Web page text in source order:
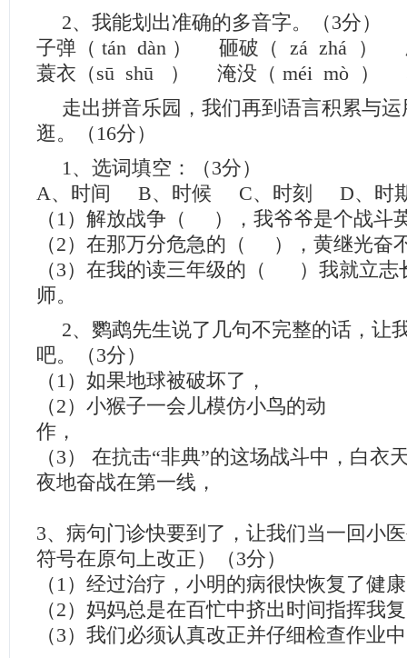
2、我能划出准确的多音字。（3分）
子弹（ tán dàn ） 砸破（ zá zhá ）
蓑衣（sū shū ） 淹没（ méi mò ）
走出拼音乐园，我们再到语言积累与
逛。（16分）
1、选词填空：（3分）
A、时间 B、时候 C、时刻 D、时
（1）解放战争（ ），我爷爷是个战斗
（2）在那万分危急的（ ），黄继光奋
（3）在我的读三年级的（ ）我就立志
师。
2、鹦鹉先生说了几句不完整的话，让
吧。（3分）
（1）如果地球被破坏
（2）小猴子一会儿模仿小鸟的动
作，
（3） 在抗击“非典”的这场战斗中，白衣
夜地奋战在第一线，
3、病句门诊快要到了，让我们当一回小
符号在原句上改正）（3分）
（1）经过治疗，小明的病很快恢复了健
（2）妈妈总是在百忙中挤出时间指挥我
（3）我们必须认真改正并仔细检查作业